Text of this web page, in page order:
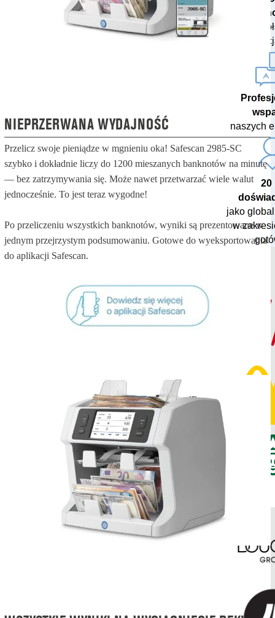
NIEPRZERWANA WYDAJNOŚĆ
Przelicz swoje pieniądze w mgnieniu oka! Safescan 2985-SC
szybko i dokładnie liczy do 1200 mieszanych banknotów na minutę
— bez zatrzymywania się. Może nawet przetwarzać wiele walut
jednocześnie. To jest teraz wygodne!
Po przeliczeniu wszystkich banknotów, wyniki są prezentowane w
jednym przejrzystym podsumowaniu. Gotowe do wyeksportowania
do aplikacji Safescan.
z
naszych
20
jako
w